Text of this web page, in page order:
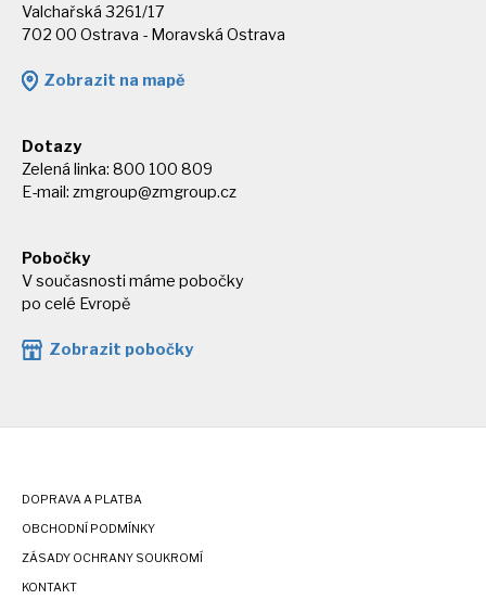
Valchařská 3261/17
702 00 Ostrava - Moravská Ostrava
Zobrazit na mapě
Dotazy
Zelená linka: 800 100 809
E-mail: zmgroup@zmgroup.cz
Pobočky
V současnosti máme pobočky
po celé Evropě
Zobrazit pobočky
DOPRAVA A PLATBA
OBCHODNÍ PODMÍNKY
ZÁSADY OCHRANY SOUKROMÍ
KONTAKT